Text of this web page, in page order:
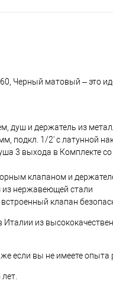
Черный матовый – это
душ и держатель из
подкл. 1/2' с латунной
3 выхода в Комплекте
клапаном и
из нержавеющей стали
клапан
из
если вы не имеете опыта